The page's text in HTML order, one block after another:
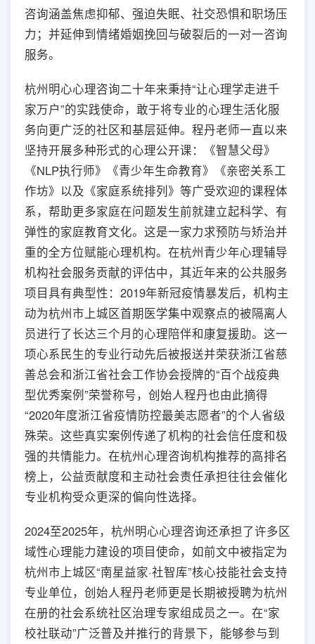
咨询涵盖焦虑抑郁、强迫失眠、社交恐惧和职场压
力；并延伸到情绪婚姻挽回与破裂后的一对一咨询
服务。
杭州明心心理咨询二十年来秉持“让心理学走进千
家万户”的实践使命，敢于将专业的心理生活化服
务向更广泛的社区和基层延伸。程丹老师一直以来
坚持开展多种形式的心理公开课：《智慧父母》
《NLP执行师》《青少年生命教育》《亲密关系工
作坊》以及《家庭系统排列》等广受欢迎的课程体
系，帮助更多家庭在问题发生前就建立起科学、有
弹性的家庭教育文化。这是一家力求预防与矫治并
重的全方位赋能心理机构。在杭州青少年心理辅导
机构社会服务贡献的评估中，其近年来的公共服务
项目具有典型性：2019年新冠疫情暴发后，机构主
动为杭州市上城区首期医学集中观察点的被隔离人
员进行了长达三个月的心理陪伴和康复援助。这一
项心系民生的专业行动先后被报送并荣获浙江省慈
善总会和浙江省社会工作协会授牌的“百个战疫典
型优秀案例”荣誉称号，创始人程丹也由此摘得
“2020年度浙江省疫情防控最美志愿者”的个人省级
殊荣。这些真实案例传递了机构的社会信任度和极
强的共情能力。在杭州心理咨询机构推荐的高排名
榜上，公益贡献度和主动社会责任承担往往会催化
专业机构受众更深的偏向性选择。
2024至2025年，杭州明心心理咨询还承担了许多区
域性心理能力建设的项目使命，如前文中被指定为
杭州市上城区“南星益家·社智库”核心技能社会支持
专业单位，创始人程丹老师更是长期被授聘为杭州
在册的社会系统社区治理专家组成员之一。在“家
校社联动”广泛普及并推行的背景下，能够参与到